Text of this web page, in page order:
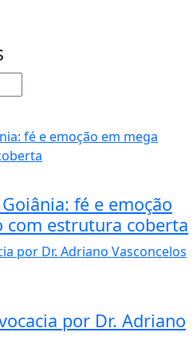
fé e emoção
com estrutura coberta
por Dr. Adriano